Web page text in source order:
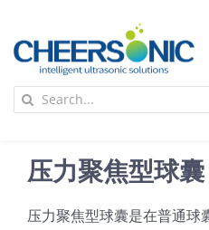
content
应用
Search
压力聚焦型球
压力聚焦型球囊是在普通球